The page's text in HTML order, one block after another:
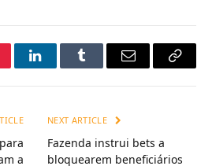
LinkedInTumblr Email
Copy
a
NEXT ARTICLE
Fazenda instrui bets a
bloquearem beneficiários